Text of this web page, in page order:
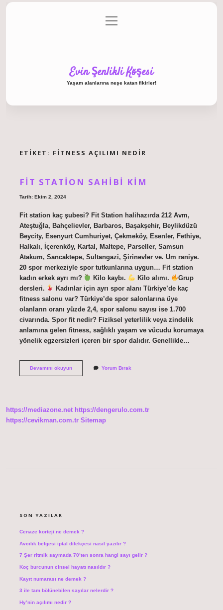
Gizlilik Politikası
menüyü
aç
Evin Şenlikli Köşesi
Yaşam alanlarına neşe katan fikirler!
ETIKET: FITNESS AÇILIMI NEDIR
FIT STATION SAHIBI KIM
Tarih: Ekim 2, 2024
Fit station kaç şubesi? Fit Station halihazırda 212 Avm,
Ateştuğla, Bahçelievler, Barbaros, Başakşehir, Beylikdüzü
Beycity, Esenyurt Cumhuriyet, Çekmeköy, Esenler, Fethiye,
Halkalı, İçerenköy, Kartal, Maltepe, Parseller, Samsun
Atakum, Sancaktepe, Sultangazi, Şirinevler ve. Um raniye.
20 spor merkeziyle spor tutkunlarına uygun… Fit station
kadın erkek ayrı mı?
Kilo kaybı. Kilo alımı.
Grup
dersleri.
Kadınlar için ayrı spor alanı Türkiye’de kaç
fitness salonu var? Türkiye’de spor salonlarına üye
olanların oranı yüzde 2,4, spor salonu sayısı ise 1.700
civarında. Spor fit nedir? Fiziksel yeterlilik veya zindelik
anlamına gelen fitness, sağlıklı yaşam ve vücudu korumaya
yönelik egzersizleri içeren bir spor dalıdır. Genellikle…
Devamını okuyunFit
Yorum Bırak
https://mediazone.net https://dengerulo.com.tr
https://cevikman.com.tr Sitemap
SON YAZILAR
Cenaze korteji ne demek ?
Avcılık belgesi iptal dilekçesi nasıl yazılır ?
7 Şer ritmik saymada 70’ten sonra hangi sayı gelir ?
Koç burcunun cinsel hayatı nasıldır ?
Kayıt numarası ne demek ?
3 ile tam bölünebilen sayılar nelerdir ?
Hy’nin açılımı nedir ?